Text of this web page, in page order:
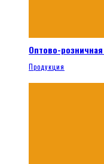
Оптово-
Продукция